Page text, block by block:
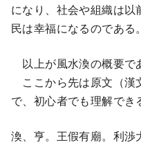
になり、社会や組織は
民は幸福になるのである。
以上が風水渙の概要で
ここから先は原文（漢
で、初心者でも理解でき
渙、亨。王假有廟。利渉